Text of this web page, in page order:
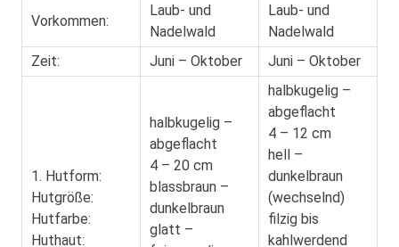
Vorkommen:
Laub- und
Nadelwald
Laub- und
Nadelwald
Zeit:
Juni – Oktober Juni – Oktober
1. Hutform:
Hutgröße:
Hutfarbe:
Huthaut:
halbkugelig –
abgeflacht
4 – 20 cm
blassbraun –
dunkelbraun
glatt –
halbkugelig –
abgeflacht
4 – 12 cm
hell –
dunkelbraun
(wechselnd)
filzig bis
kahlwerdend